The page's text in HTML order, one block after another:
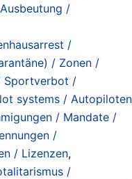
Ausbeutung /
/
/ Zonen /
Sportverbot /
systems / Autopiloten
/ Mandate /
/
/ Lizenzen,
/